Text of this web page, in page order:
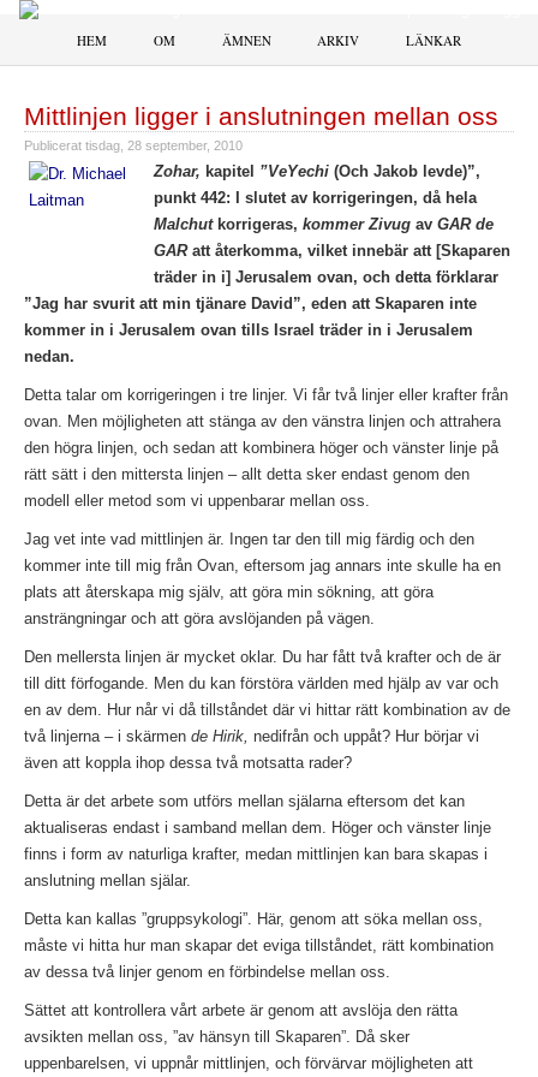
HEM OM ÄMNEN ARKIV LÄNKAR
Mittlinjen ligger i anslutningen mellan oss
Publicerat tisdag, 28 september, 2010
Zohar, kapitel ”VeYechi (Och Jakob levde)”,
punkt 442: I slutet av korrigeringen, då hela
Malchutkorrigeras, kommer Zivug av GAR de
GARatt återkomma, vilket innebär att [Skaparen
träder in i] Jerusalem ovan, och detta förklarar
”Jag har svurit att min tjänare David”, eden att Skaparen inte
kommer in i Jerusalem ovan tills Israel träder in i Jerusalem
nedan.
Detta talar om korrigeringen i tre linjer. Vi får två linjer eller krafter från
ovan. Men möjligheten att stänga av den vänstra linjen och attrahera
den högra linjen, och sedan att kombinera höger och vänster linje på
rätt sätt i den mittersta linjen – allt detta sker endast genom den
modell eller metod som vi uppenbarar mellan oss.
Jag vet inte vad mittlinjen är. Ingen tar den till mig färdig och den
kommer inte till mig från Ovan, eftersom jag annars inte skulle ha en
plats att återskapa mig själv, att göra min sökning, att göra
ansträngningar och att göra avslöjanden på vägen.
Den mellersta linjen är mycket oklar. Du har fått två krafter och de är
till ditt förfogande. Men du kan förstöra världen med hjälp av var och
en av dem. Hur når vi då tillståndet där vi hittar rätt kombination av de
två linjerna – i skärmen de Hirik, nedifrån och uppåt? Hur börjar vi
även att koppla ihop dessa två motsatta rader?
Detta är det arbete som utförs mellan själarna eftersom det kan
aktualiseras endast i samband mellan dem. Höger och vänster linje
finns i form av naturliga krafter, medan mittlinjen kan bara skapas i
anslutning mellan själar.
Detta kan kallas ”gruppsykologi”. Här, genom att söka mellan oss,
måste vi hitta hur man skapar det eviga tillståndet, rätt kombination
av dessa två linjer genom en förbindelse mellan oss.
Sättet att kontrollera vårt arbete är genom att avslöja den rätta
avsikten mellan oss, ”av hänsyn till Skaparen”. Då sker
uppenbarelsen, vi uppnår mittlinjen, och förvärvar möjligheten att